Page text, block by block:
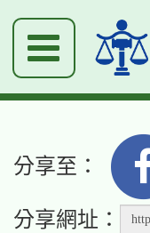
分享至：
分享網址：